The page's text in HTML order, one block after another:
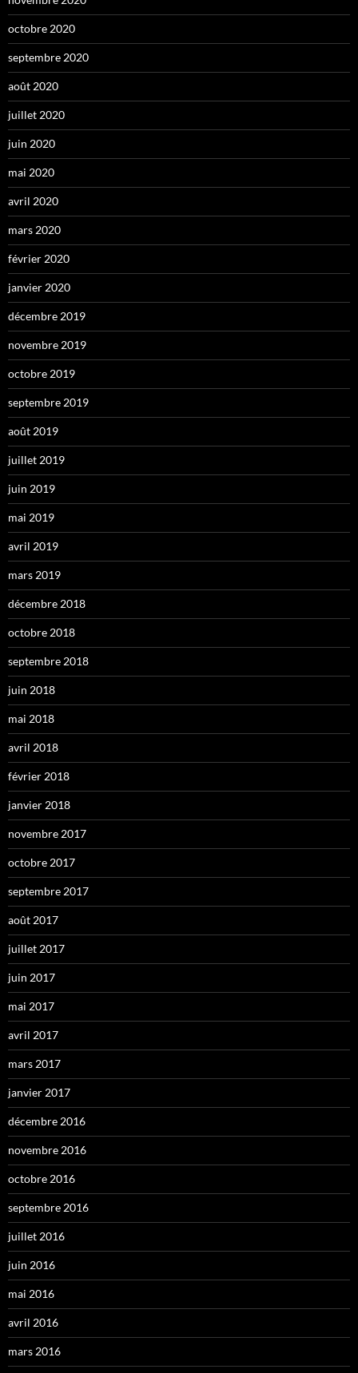
octobre 2020
septembre 2020
août 2020
juillet 2020
juin 2020
mai 2020
avril 2020
mars 2020
février 2020
janvier 2020
décembre 2019
novembre 2019
octobre 2019
septembre 2019
août 2019
juillet 2019
juin 2019
mai 2019
avril 2019
mars 2019
décembre 2018
octobre 2018
septembre 2018
juin 2018
mai 2018
avril 2018
février 2018
janvier 2018
novembre 2017
octobre 2017
septembre 2017
août 2017
juillet 2017
juin 2017
mai 2017
avril 2017
mars 2017
janvier 2017
décembre 2016
novembre 2016
octobre 2016
septembre 2016
juillet 2016
juin 2016
mai 2016
avril 2016
mars 2016